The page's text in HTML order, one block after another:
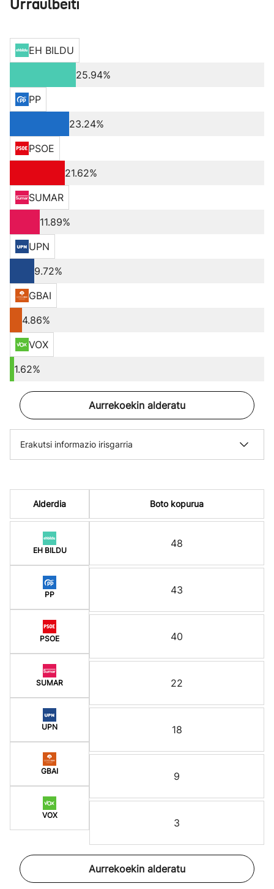
Urraulbeiti
EH BILDU
25.94%
PP
23.24%
PSOE
21.62%
SUMAR
11.89%
UPN
9.72%
GBAI
4.86%
VOX
1.62%
Aurrekoekin alderatu
Erakutsi informazio irisgarria
Alderdia
EH BILDU
PP
PSOE
SUMAR
UPN
GBAI
VOX
Boto kopurua
48
43
40
22
18
9
3
Aurrekoekin alderatu